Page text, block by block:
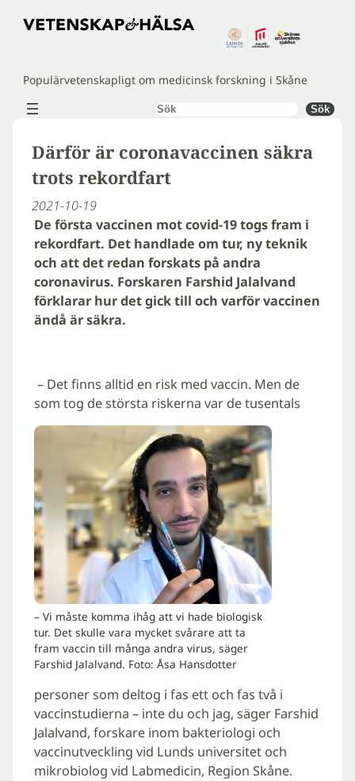
Hoppa
Populärvetenskapligt om medicinsk forskning i Skåne
Sök Sök
Därför är coronavaccinen säkra
trots rekordfart
2021-10-19
De första vaccinen mot covid-19 togs fram i
rekordfart. Det handlade om tur, ny teknik
och att det redan forskats på andra
coronavirus. Forskaren Farshid Jalalvand
förklarar hur det gick till och varför vaccinen
ändå är säkra.
­ – Det finns alltid en risk med vaccin. Men de
som tog de största riskerna var de tusentals
– Vi måste komma ihåg att vi hade biologisk
tur. Det skulle vara mycket svårare att ta
fram vaccin till många andra virus, säger
Farshid Jalalvand. Foto: Åsa Hansdotter
personer som deltog i fas ett och fas två i
vaccinstudierna – inte du och jag, säger Farshid
Jalalvand, forskare inom bakteriologi och
vaccinutveckling vid Lunds universitet och
mikrobiolog vid Labmedicin, Region Skåne.